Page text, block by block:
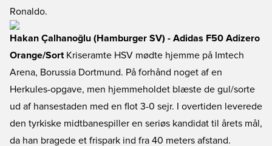
Ronaldo.
Hakan Çalhanoğlu (Hamburger SV) - Adidas F50 Adizero
Orange/Sort Kriseramte HSV mødte hjemme på Imtech
Arena, Borussia Dortmund. På forhånd noget af en
Herkules-opgave, men hjemmeholdet blæste de gul/sorte
ud af hansestaden med en flot 3-0 sejr. I overtiden leverede
den tyrkiske midtbanespiller en seriøs kandidat til årets mål,
da han bragede et frispark ind fra 40 meters afstand.